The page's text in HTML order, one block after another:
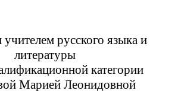
учителем русского языка и
литературы
категории
Марией Леонидовной